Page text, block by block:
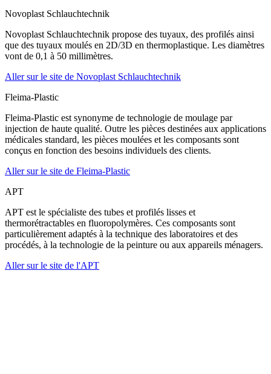
Novoplast Schlauchtechnik
Novoplast Schlauchtechnik propose des tuyaux, des profilés ainsi
que des tuyaux moulés en 2D/3D en thermoplastique. Les diamètres
vont de 0,1 à 50 millimètres.
Aller sur le site de Novoplast Schlauchtechnik
Fleima-Plastic
Fleima-Plastic est synonyme de technologie de moulage par
injection de haute qualité. Outre les pièces destinées aux applications
médicales standard, les pièces moulées et les composants sont
conçus en fonction des besoins individuels des clients.
Aller sur le site de Fleima-Plastic
APT
APT est le spécialiste des tubes et profilés lisses et
thermorétractables en fluoropolymères. Ces composants sont
particulièrement adaptés à la technique des laboratoires et des
procédés, à la technologie de la peinture ou aux appareils ménagers.
Aller sur le site de l'APT